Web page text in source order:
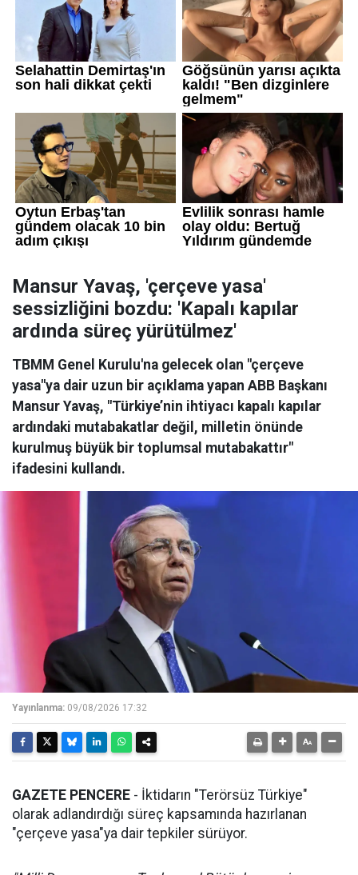
Mansur Yavaş, 'çerçeve yasa'
sessizliğini bozdu: 'Kapalı kapılar
ardında süreç yürütülmez'
TBMM Genel Kurulu'na gelecek olan "çerçeve
yasa"ya dair uzun bir açıklama yapan ABB Başkanı
Mansur Yavaş, "Türkiye’nin ihtiyacı kapalı kapılar
ardındaki mutabakatlar değil, milletin önünde
kurulmuş büyük bir toplumsal mutabakattır"
ifadesini kullandı.
Yayınlanma: 09/08/2026 17:32
GAZETE PENCERE - İktidarın "Terörsüz Türkiye"
olarak adlandırdığı süreç kapsamında hazırlanan
"çerçeve yasa"ya dair tepkiler sürüyor.